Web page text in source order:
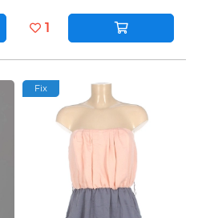
1
Fix